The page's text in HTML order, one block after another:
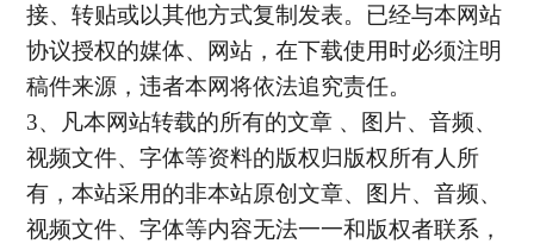
接、转贴或以其他方式复制发表。已经与本网站
协议授权的媒体、网站，在下载使用时必须注明
稿件来源，违者本网将依法追究责任。
3、凡本网站转载的所有的文章 、图片、音频、
视频文件、字体等资料的版权归版权所有人所
有，本站采用的非本站原创文章、图片、音频、
视频文件、字体等内容无法一一和版权者联系，